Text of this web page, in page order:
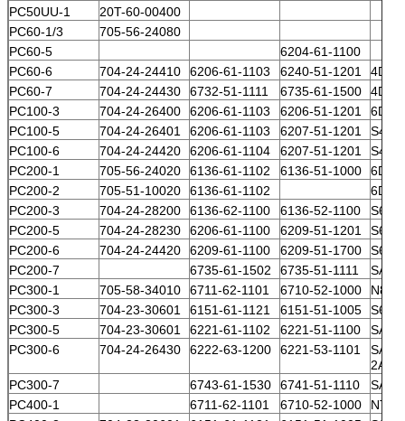
PC50UU-1
20T-60-00400
PC60-1/3
705-56-24080
PC60-5
6204-61-1100
PC60-6
704-24-24410 6206-61-1103 6240-51-1201
PC60-7
704-24-24430 6732-51-1111 6735-61-1500
PC100-3
704-24-26400 6206-61-1103 6206-51-1201
PC100-5
704-24-26401 6206-61-1103 6207-51-1201
PC100-6
704-24-24420 6206-61-1104 6207-51-1201
PC200-1
705-56-24020 6136-61-1102 6136-51-1000
PC200-2
705-51-10020 6136-61-1102
PC200-3
704-24-28200 6136-62-1100 6136-52-1100
PC200-5
704-24-28230 6206-61-1100 6209-51-1201
PC200-6
704-24-24420 6209-61-1100 6209-51-1700
PC200-7
6735-61-1502 6735-51-1111
PC300-1
705-58-34010 6711-62-1101 6710-52-1000
N855
PC300-3
704-23-30601 6151-61-1121 6151-51-1005
PC300-5
704-23-30601 6221-61-1102 6221-51-1100
PC300-6
704-24-26430 6222-63-1200 6221-53-1101
2A
PC300-7
6743-61-1530 6741-51-1110
PC400-1
6711-62-1101 6710-52-1000